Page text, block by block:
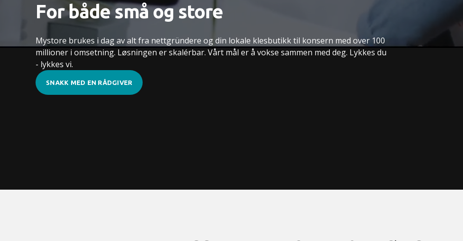
For både små og store
Mystore brukes i dag av alt fra nettgründere og din lokale klesbutikk til konsern med over 100
millioner i omsetning. Løsningen er skalérbar. Vårt mål er å vokse sammen med deg. Lykkes du
- lykkes vi.
SNAKK MED EN RÅDGIVER